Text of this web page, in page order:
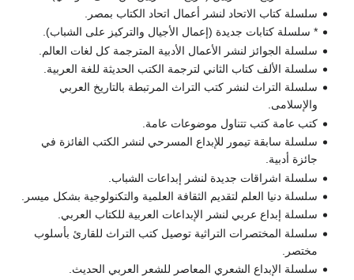
سلسلة كتاب الاتحاد لنشر أعمال اتحاد الكتاب بمصر.
* سلسلة كتابات جديدة (إعمال الأجيال والتركيز على الشباب).
سلسلة الجوائز لنشر الأعمال الأدبية المترجمة كل لغات العالم.
سلسلة الألف كتاب الثاني لترجمة الكتب الحديثة للغة العربية.
سلسلة التراث لنشر كتب التراث المرتبطة بالتاريخ العربي
والإسلامى.
كتب عامة كتب تتناول موضوعات عامة.
سلسلة سابقة تيمور للإبداع المسرحي لنشر الكتب الفائزة في
جائزة أدبية.
سلسلة اشراقات جديدة لنشر إبداعات الشباب.
سلسلة دنيا العلم لتقديم الثقافة العلمية والتكنولوجية بشكل ميسر.
سلسلة إبداع عربي لنشر الإبداعات العربية للكتاب العربي.
سلسلة المختصرات التراثية توصيل كتب التراث للقارئ بأسلوب
مختصر.
سلسلة الإبداع الشعري المعاصر للشعر العربي الحديث.